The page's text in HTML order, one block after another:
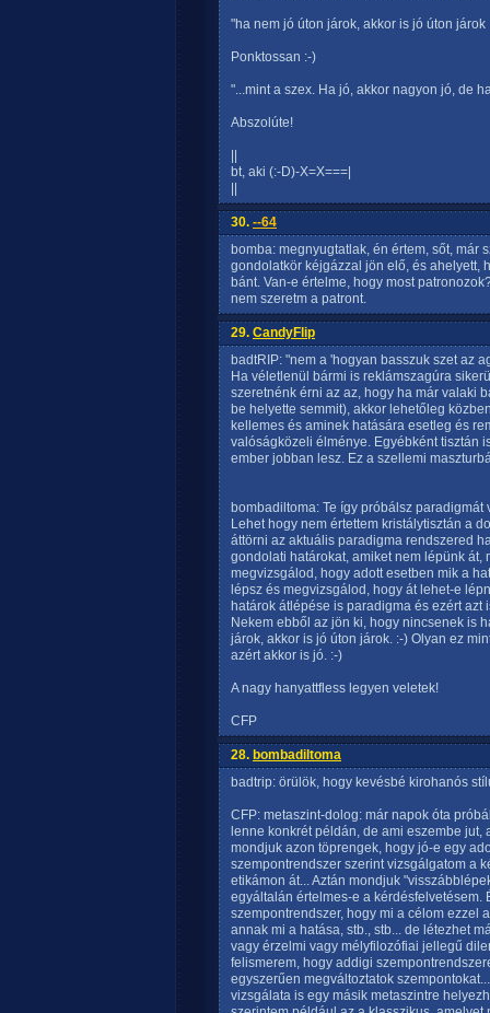
"ha nem jó úton járok, akkor is jó úton járok
Ponktossan :-)
"...mint a szex. Ha jó, akkor nagyon jó, de
Abszolúte!
bt, aki (:-D)-X=X===|
30. --64
bomba: megnyugtatlak, én értem, sőt, már
gondolatkör kéjgázzal jön elő, és ahelyett,
bánt. Van-e értelme, hogy most
nem szeretm a patront.
29. CandyFlip
badtRIP: "nem a 'hogyan basszuk szet az
Ha véletlenül bármi is reklámszagúra
szeretnénk érni az az, hogy ha már valaki
be helyette semmit), akkor lehetőleg
kellemes és aminek hatására esetleg és
valóságközeli élménye. Egyébként tisztán
ember jobban lesz. Ez a szellemi
bombadiltoma: Te így próbálsz paradigmát
Lehet hogy nem értettem kristálytisztán a
áttörni az aktuális paradigma rendszered
gondolati határokat, amiket nem lépünk át,
megvizsgálod, hogy adott esetben mik a
lépsz és megvizsgálod, hogy át lehet-e
határok átlépése is paradigma és ezért azt
Nekem ebből az jön ki, hogy nincsenek is
járok, akkor is jó úton járok. :-) Olyan ez
azért akkor is jó. :-)
A nagy hanyattfless legyen veletek!
CFP
28. bombadiltoma
badtrip: örülök, hogy kevésbé kirohanós
CFP: metaszint-dolog: már napok óta
lenne konkrét példán, de ami eszembe
mondjuk azon töprengek, hogy jó-e egy
szempontrendszer szerint vizsgálgatom a
etikámon át... Aztán mondjuk
egyáltalán értelmes-e a kérdésfelvetésem.
szempontrendszer, hogy mi a célom ezzel
annak mi a hatása, stb., stb... de létezhet
vagy érzelmi vagy mélyfilozófiai jellegű
felismerem, hogy addigi
egyszerűen megváltoztatok
vizsgálata is egy másik metaszintre